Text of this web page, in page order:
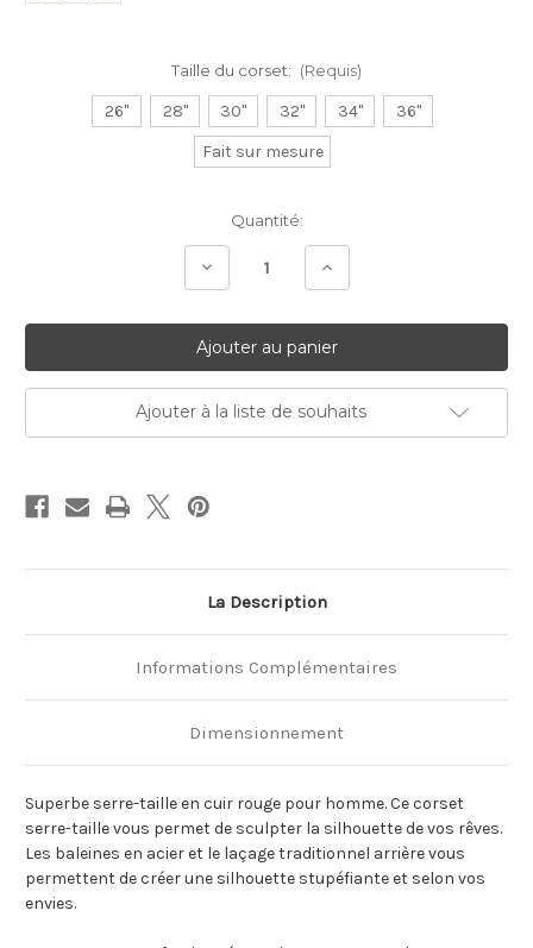
Taille du corset: (Requis)
26" 28" 30" 32" 34"
36"
Fait sur mesure
Quantité:
Diminuer Augmenter
Ajouter à la liste de souhaits
La Description
Informations Complémentaires
Dimensionnement
Superbe serre-taille en cuir rouge pour homme. Ce corset
serre-taille vous permet de sculpter la silhouette de vos rêves.
Les baleines en acier et le laçage traditionnel arrière vous
permettent de créer une silhouette stupéfiante et selon vos
envies.